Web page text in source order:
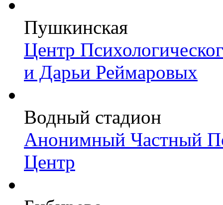
Пушкинская
Центр
и Дарьи Реймаровых
Водный стадион
Анонимный Частный
Центр